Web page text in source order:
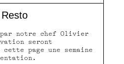
par notre chef Olivier
seront
page une semaine